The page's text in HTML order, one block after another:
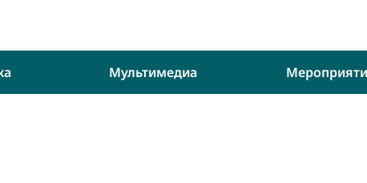
Мультимедиа